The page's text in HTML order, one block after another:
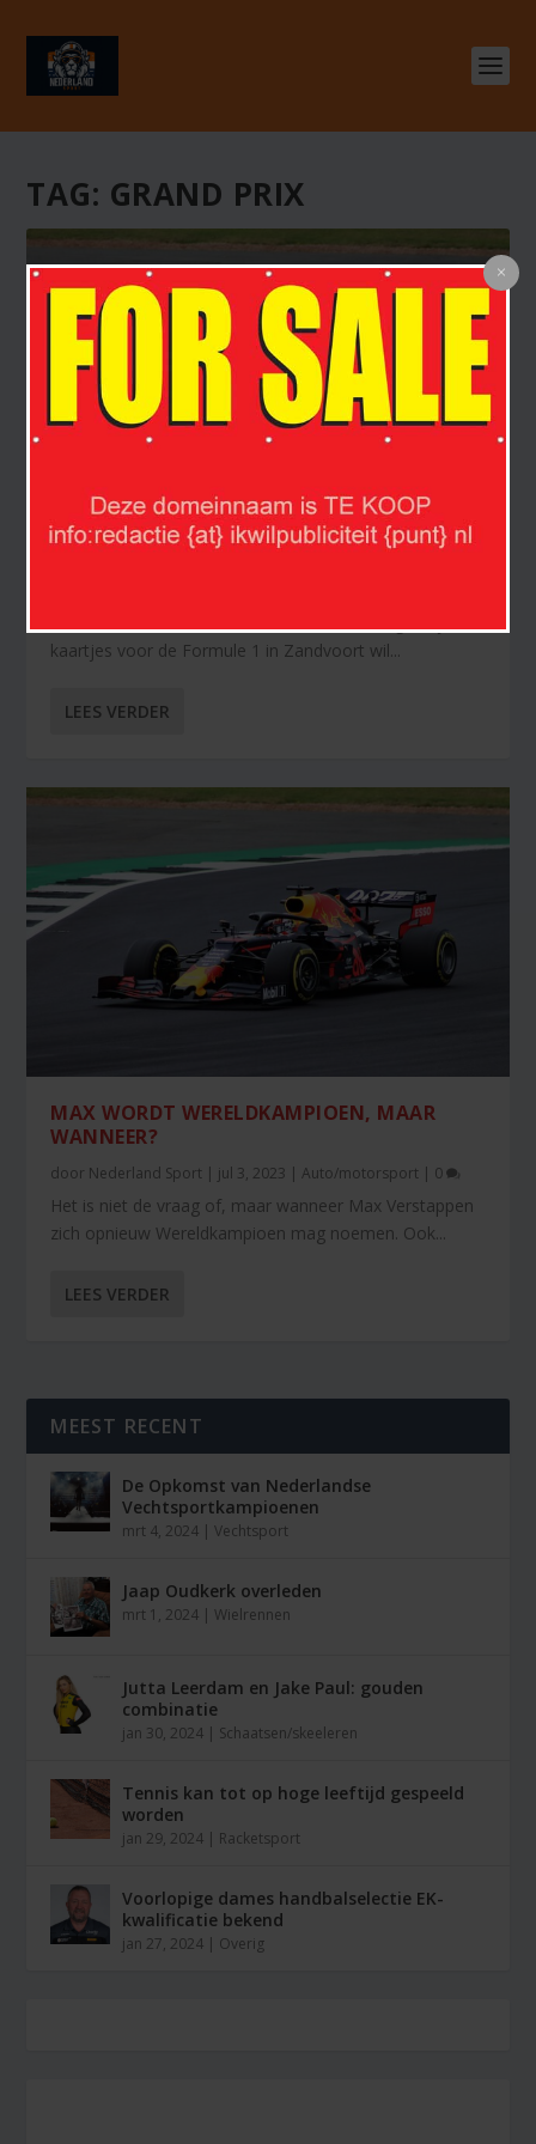
TAG: GRAND PRIX
FORMULE 1 ZANDVOORT WORDT DUURDER
kaartjes voor de Formule 1 in Zandvoort wil...
LEES VERDER
MAX WORDT WERELDKAMPIOEN, MAAR
WANNEER?
door Nederland Sport | jul 3, 2023 |Auto/motorsport | 0
Het is niet de vraag of, maar wanneer Max Verstappen
zich opnieuw Wereldkampioen mag noemen. Ook...
LEES VERDER
MEEST RECENT
De Opkomst van Nederlandse
Vechtsportkampioenen
mrt 4, 2024 |Vechtsport
Jaap Oudkerk overleden
mrt 1, 2024 | Wielrennen
Jutta Leerdam en Jake Paul: gouden
combinatie
jan 30, 2024 | Schaatsen/skeeleren
Tennis kan tot op hoge leeftijd gespeeld
worden
jan 29, 2024 | Racketsport
Voorlopige dames handbalselectie EK-
kwalificatie bekend
jan 27, 2024 | Overig